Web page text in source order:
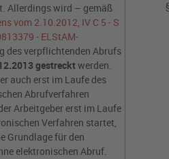
Allerdings wird – gemäß
vom 2.10.2012, IV C 5 - S
- ELStAM-
des verpflichtenden Abrufs
gestrecktwerden.
auch erst im Laufe des
Abrufverfahren
Arbeitgeber erst im Laufe
Verfahren startet,
Grundlage für den
elektronischen Abruf.